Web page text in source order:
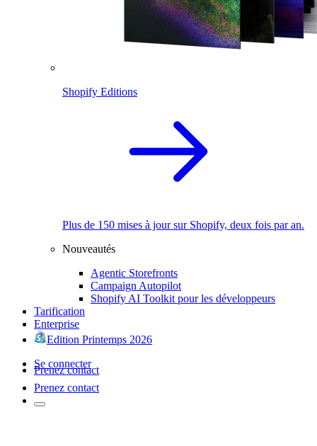
Shopify Editions
Plus de 150 mises à jour sur Shopify, deux fois par an.
Nouveautés
Agentic Storefronts
Campaign Autopilot
Shopify AI Toolkit pour les développeurs
Tarification
Enterprise
Edition Printemps 2026
Se connecter
Prenez contact
Prenez contact